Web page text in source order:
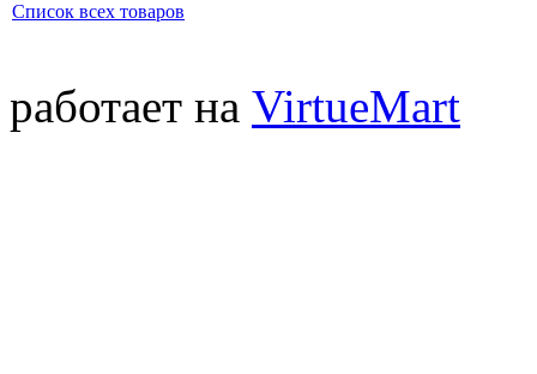
Список всех товаров
работает на VirtueMart